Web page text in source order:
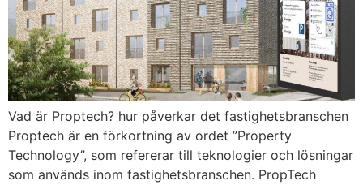
Vad är Proptech? hur påverkar det fastighetsbranschen
Proptech är en förkortning av ordet ”Property
Technology”, som refererar till teknologier och lösningar
som används inom fastighetsbranschen. PropTech